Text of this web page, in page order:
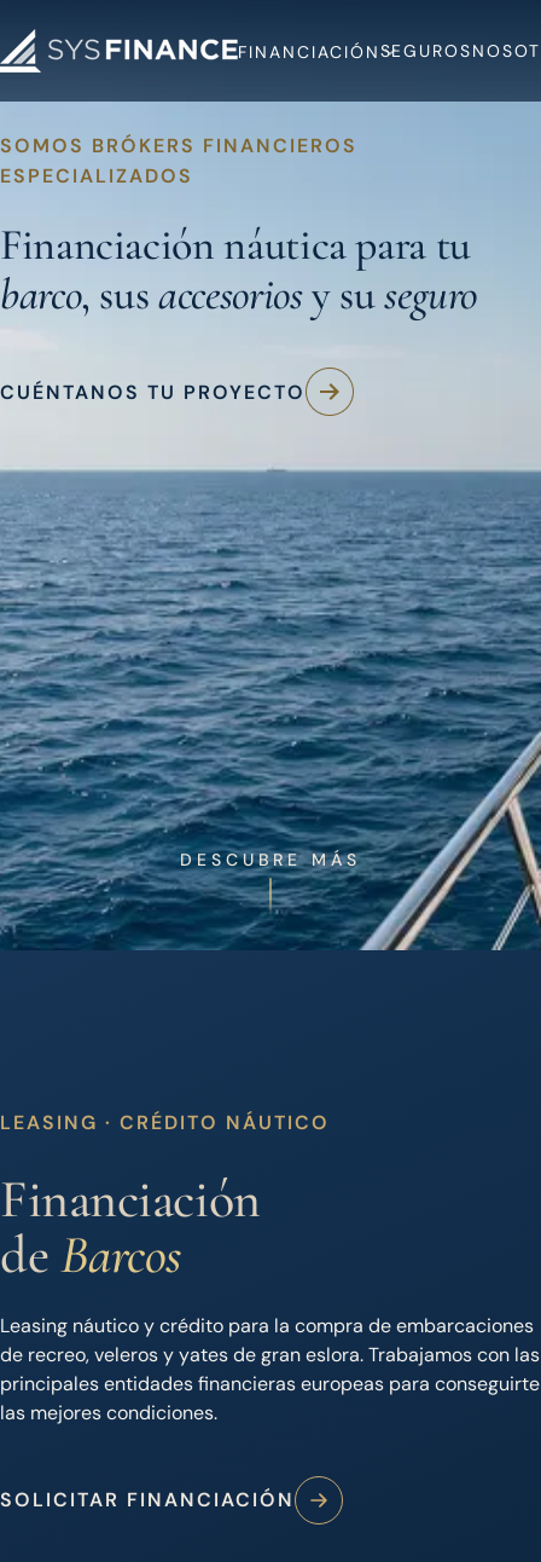
FINANCIACIÓNSEGUROS
SOMOS BRÓKERS FINANCIEROS
ESPECIALIZADOS
Financiación náutica para tu
barco, susaccesoriosy suseguro
CUÉNTANOS TU PROYECTO
DESCUBRE MÁS
LEASING · CRÉDITO NÁUTICO
Financiación
deBarcos
Leasing náutico y crédito para la compra de embarcaciones
de recreo, veleros y yates de gran eslora. Trabajamos con las
principales entidades financieras europeas para conseguirte
las mejores condiciones.
SOLICITAR FINANCIACIÓN